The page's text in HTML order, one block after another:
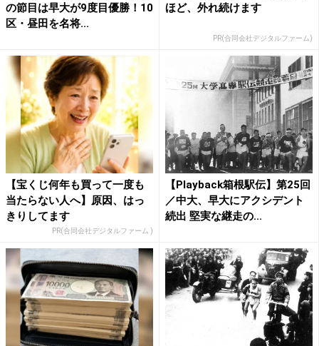
の節目は早大が9度目優勝！10
区・昼田を名将...
ほど、外れ続けます
PR(合同会社デジタルファーム)
【宝くじ何年も買って一度も
当たらない人へ】原因、はっ
きりしてます
PR(合同会社デジタルファーム )
【Playback箱根駅伝】第25回
／中大、早大にアクシデント
続出 堅実な継走の...